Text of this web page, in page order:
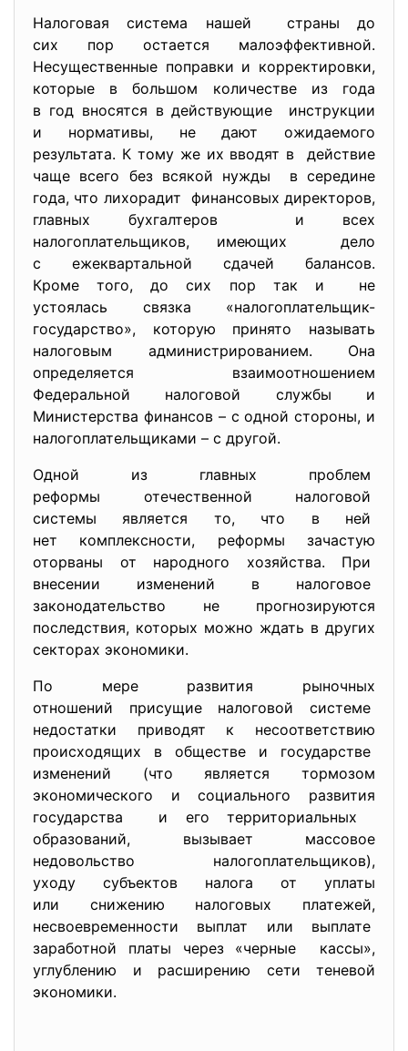
Налоговая система нашей страны до
сих пор остается малоэффективной.
Несущественные поправки и корректировки,
которые в большом количестве из года
в год вносятся в действующие инструкции
и нормативы, не дают ожидаемого
результата. К тому же их вводят в действие
чаще всего без всякой нужды в середине
года, что лихорадит финансовых директоров,
главных бухгалтеров и всех
налогоплательщиков, имеющих дело
с ежеквартальной сдачей балансов.
Кроме того, до сих пор так и не
устоялась связка «налогоплательщик-
государство», которую принято называть
налоговым администрированием. Она
определяется взаимоотношением
Федеральной налоговой службы и
Министерства финансов – с одной стороны, и
налогоплательщиками – с другой.
Одной из главных проблем
реформы отечественной налоговой
системы является то, что в ней
нет комплексности, реформы зачастую
оторваны от народного хозяйства. При
внесении изменений в налоговое
законодательство не прогнозируются
последствия, которых можно ждать в других
секторах экономики.
По мере развития рыночных
отношений присущие налоговой системе
недостатки приводят к несоответствию
происходящих в обществе и государстве
изменений (что является тормозом
экономического и социального развития
государства и его территориальных
образований, вызывает массовое
недовольство налогоплательщиков),
уходу субъектов налога от уплаты
или снижению налоговых платежей,
несвоевременности выплат или выплате
заработной платы через «черные кассы»,
углублению и расширению сети теневой
экономики.